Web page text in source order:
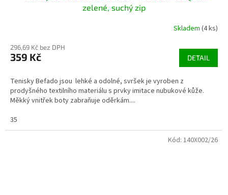
zelené, suchý zip
Skladem (4 ks)
296,69 Kč bez DPH
359 Kč DETAIL
Tenisky Befado jsou lehké a odolné, svršek je vyroben z
prodyšného textilního materiálu s prvky imitace nubukové kůže.
Měkký vnitřek boty zabraňuje oděrkám....
35
Kód: 140X002/26